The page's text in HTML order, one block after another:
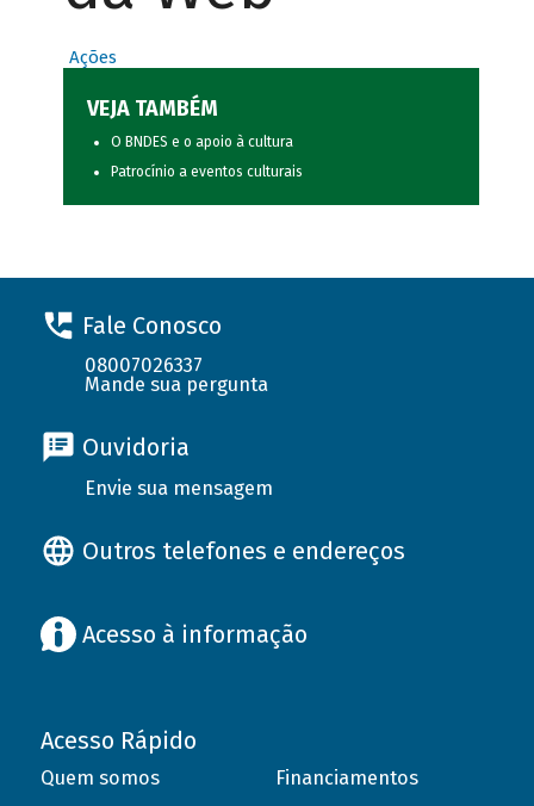
Ações
VEJA TAMBÉM
O BNDES e o apoio à cultura
Patrocínio a eventos culturais
Fale Conosco
08007026337
Mande sua pergunta
Ouvidoria
Envie sua mensagem
Outros telefones e endereços
Acesso à informação
Acesso Rápido
Quem somos
Financiamentos